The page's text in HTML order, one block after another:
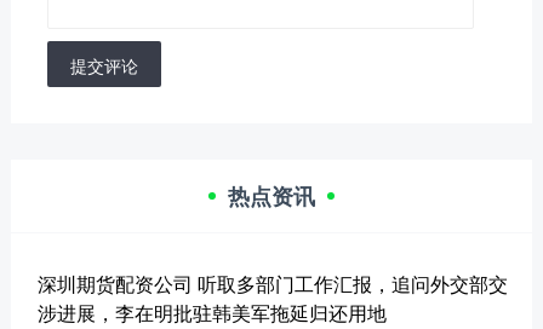
提交评论
热点资讯
深圳期货配资公司 听取多部门工作汇报，追问外交部交
涉进展，李在明批驻韩美军拖延归还用地